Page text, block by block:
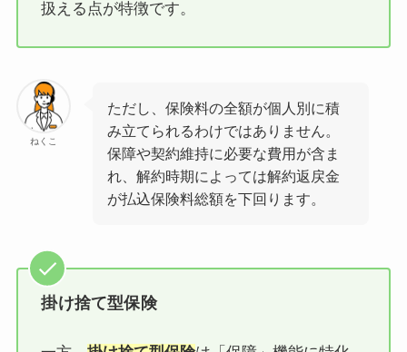
扱える点が特徴です。
ねくこ
ただし、保険料の全額が個人別に積
み立てられるわけではありません。
保障や契約維持に必要な費用が含ま
れ、解約時期によっては解約返戻金
が払込保険料総額を下回ります。
掛け捨て型保険